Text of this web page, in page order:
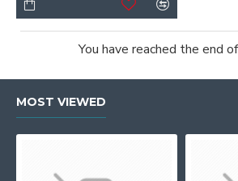
You have reached the end
MOST VIEWED